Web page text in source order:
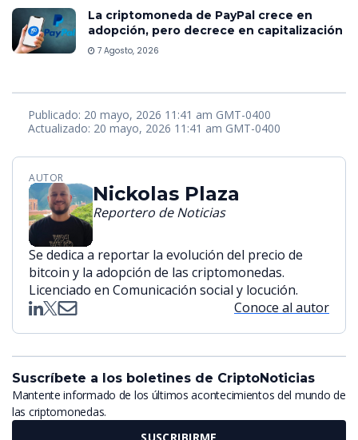
La criptomoneda de PayPal crece en
adopción, pero decrece en capitalización
7 Agosto, 2026
Publicado: 20 mayo, 2026 11:41 am GMT-0400
Actualizado: 20 mayo, 2026 11:41 am GMT-0400
AUTOR
Nickolas Plaza
Reportero de Noticias
Se dedica a reportar la evolución del precio de
bitcoin y la adopción de las criptomonedas.
Licenciado en Comunicación social y locución.
Conoce al autor
Suscríbete a los boletines de CriptoNoticias
Mantente informado de los últimos acontecimientos del mundo de
las criptomonedas.